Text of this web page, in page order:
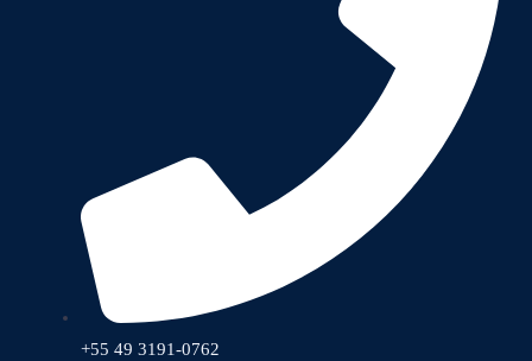
+55 49 3191-0762